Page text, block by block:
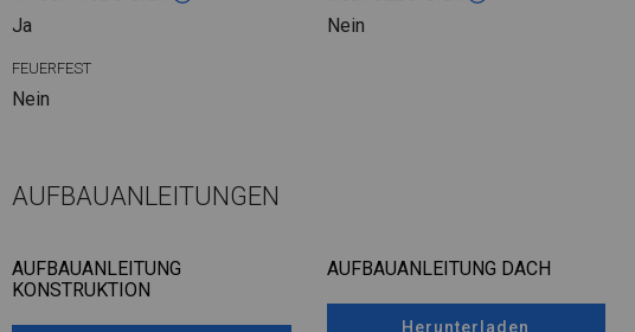
Ja Nein
FEUERFEST
Nein
AUFBAUANLEITUNGEN
AUFBAUANLEITUNG
KONSTRUKTION
AUFBAUANLEITUNG DACH
Herunterladen